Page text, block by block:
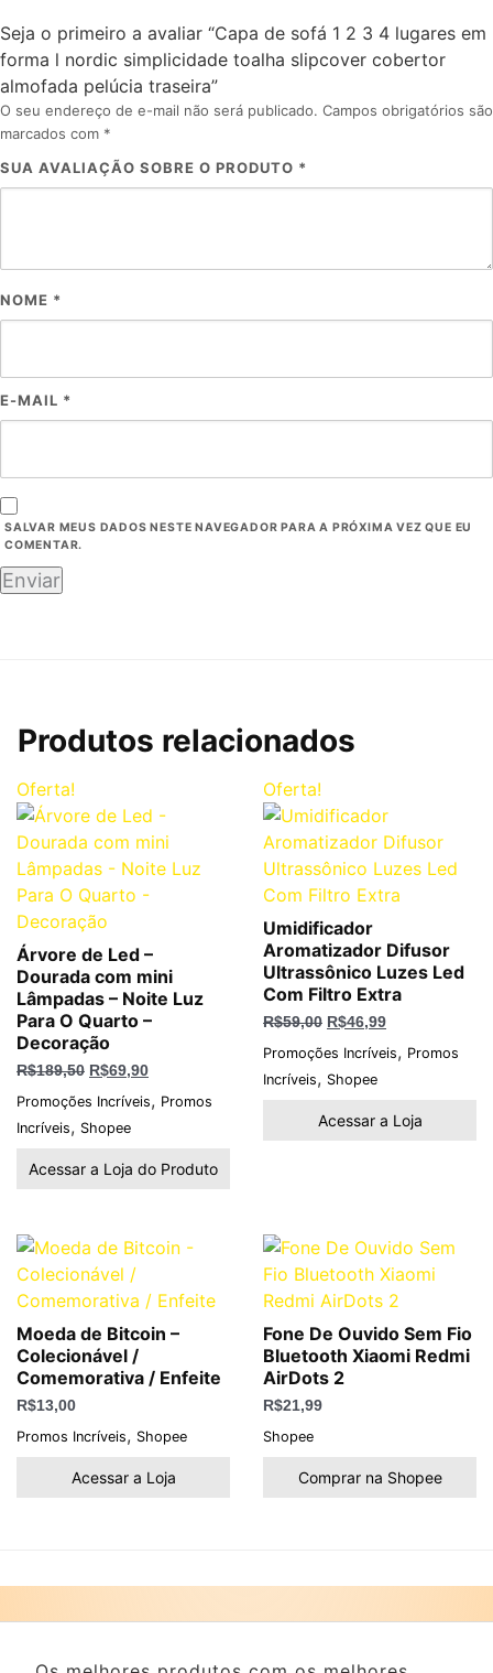
Seja o primeiro a avaliar “Capa de sofá 1 2 3 4 lugares em
forma l nordic simplicidade toalha slipcover cobertor
almofada pelúcia traseira”
O seu endereço de e-mail não será publicado. Campos obrigatórios são
marcados com *
SUA AVALIAÇÃO SOBRE O PRODUTO *
NOME *
E-MAIL *
SALVAR MEUS DADOS NESTE NAVEGADOR PARA A PRÓXIMA VEZ QUE EU
COMENTAR.
Produtos relacionados
Oferta!
Árvore de Led –
Dourada com mini
Lâmpadas – Noite Luz
Para O Quarto –
Decoração
R$189,50
original
era:
R$189,50.
R$69,90
atual
é:
R$69,90.
Promoções Incríveis, Promos
Incríveis, Shopee
Acessar a Loja do Produto
Oferta!
Umidificador
Aromatizador Difusor
Ultrassônico Luzes Led
Com Filtro Extra
R$59,00
original
era:
R$59,00.
R$46,99
R$46,99.
Promoções Incríveis, Promos
Incríveis, Shopee
Acessar a Loja
Moeda de Bitcoin –
Colecionável /
Comemorativa / Enfeite
R$13,00
Promos Incríveis, Shopee
Acessar a Loja
Fone De Ouvido Sem Fio
Bluetooth Xiaomi Redmi
AirDots 2
R$21,99
Shopee
Comprar na Shopee